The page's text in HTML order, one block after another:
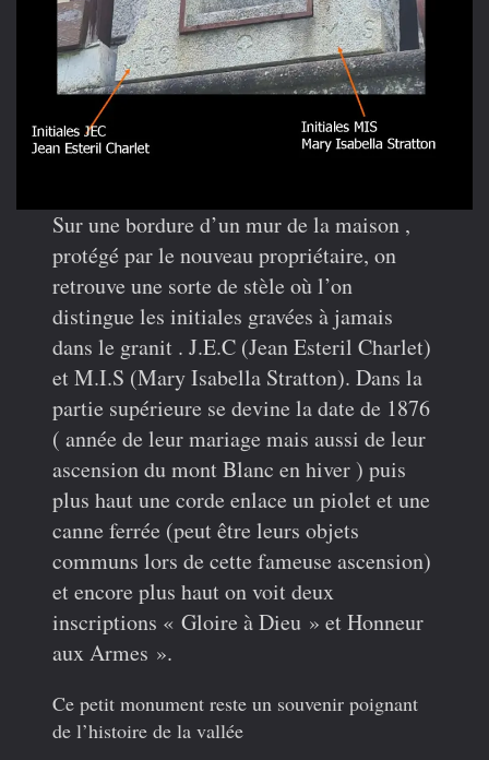
Sur une bordure d’un mur de la maison ,
protégé par le nouveau propriétaire, on
retrouve une sorte de stèle où l’on
distingue les initiales gravées à jamais
dans le granit . J.E.C (Jean Esteril Charlet)
et M.I.S (Mary Isabella Stratton). Dans la
partie supérieure se devine la date de 1876
( année de leur mariage mais aussi de leur
ascension du mont Blanc en hiver ) puis
plus haut une corde enlace un piolet et une
canne ferrée (peut être leurs objets
communs lors de cette fameuse ascension)
et encore plus haut on voit deux
inscriptions « Gloire à Dieu » et Honneur
aux Armes ».
Ce petit monument reste un souvenir poignant
de l’histoire de la vallée